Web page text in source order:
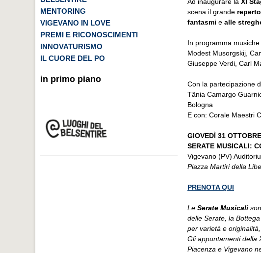
MENTORING
VIGEVANO IN LOVE
PREMI E RICONOSCIMENTI
INNOVATURISMO
IL CUORE DEL PO
in primo piano
scena il grande
fantasmi e alle
In programma musiche
Modest Musorgskij,
Giuseppe Verdi, Carl
Con la partecipazione
Tânia Camargo
Bologna
E con: Corale Maestri
GIOVEDÌ 31
SERATE MUSICALI:
Vigevano (PV)
Piazza Martiri della
PRENOTA QUI
Le Serate Musicali
delle Serate, la
per varietà e
Gli appuntamenti della
Piacenza e Vigevano